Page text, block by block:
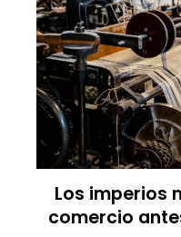
Los imperios
comercio